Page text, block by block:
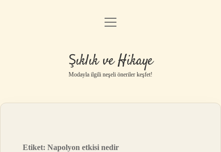
Gizlilik Politikası
Yasal Uyarı
menüyü
Şıklık ve Hikaye
Modayla ilgili neşeli öneriler keşfet!
Etiket:Napolyon etkisi nedir